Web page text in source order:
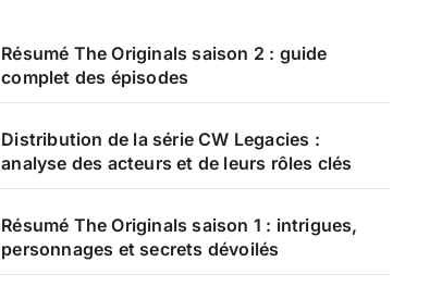
Résumé The Originals saison 2 : guide
complet des épisodes
Distribution de la série CW Legacies :
analyse des acteurs et de leurs rôles clés
Résumé The Originals saison 1 : intrigues,
personnages et secrets dévoilés